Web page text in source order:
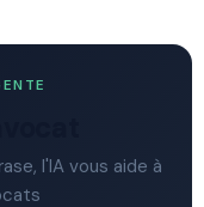
l'IA vous aide à